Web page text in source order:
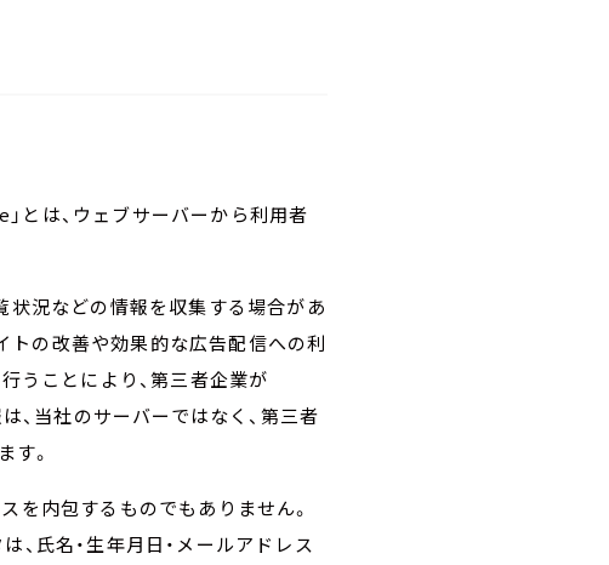
とは、ウェブサーバーから利用者
状況などの情報を収集する場合があ
トの改善や効果的な広告配信への利
うことにより、第三者企業が
、当社のサーバーではなく、第三者
す。
を内包するものでもありません。
、氏名・生年月日・メールアドレス